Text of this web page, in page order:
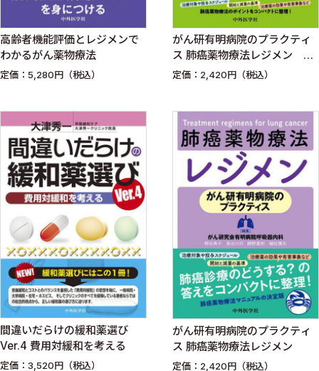
高齢者機能評価とレジメンで
わかるがん薬物療法
定価：5,280円（税込）
がん研有明病院のプラクティ
ス 肺癌薬物療法レジメン 第
2版
定価：2,420円（税込）
間違いだらけの緩和薬選び
Ver.4 費用対緩和を考える
定価：3,520円（税込）
がん研有明病院のプラクティ
ス 肺癌薬物療法レジメン
定価：2,420円（税込）